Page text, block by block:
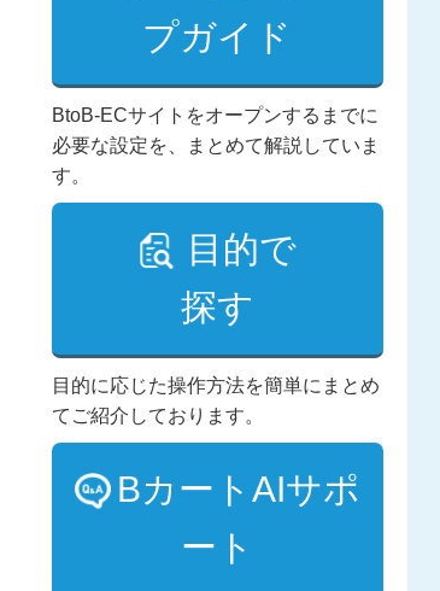
プガイド
BtoB-ECサイトをオープンするまでに
必要な設定を、まとめて解説していま
す。
目的で
探す
目的に応じた操作方法を簡単にまとめ
てご紹介しております。
BカートAIサポ
ート